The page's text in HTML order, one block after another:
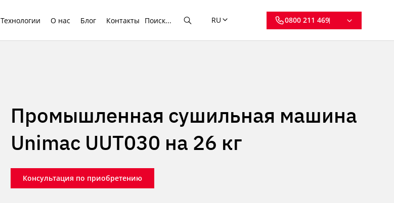
Технологии О нас Блог Контакты RU 0800 211 469
Промышленная сушильная машина
Unimac UUT030 на 26 кг
Консультация по приобретению